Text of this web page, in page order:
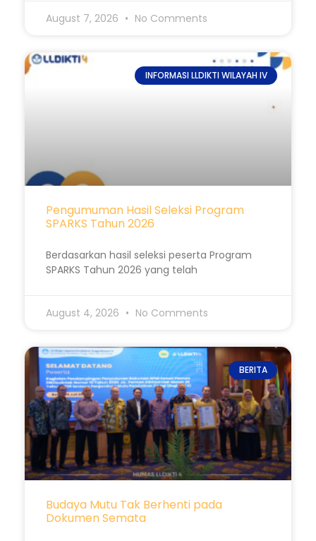
August 7, 2026 No Comments
INFORMASI LLDIKTI WILAYAH IV
Pengumuman Hasil Seleksi Program
SPARKS Tahun 2026
Berdasarkan hasil seleksi peserta Program
SPARKS Tahun 2026 yang telah
August 4, 2026 No Comments
BERITA
Budaya Mutu Tak Berhenti pada
Dokumen Semata